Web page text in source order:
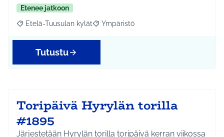
Etenee jatkoon
Rajaa tulokset aihepiirin mukaan: Etelä-Tuusulan kylät
Etelä-Tuusulan kylät Rajaa tulokset teeman mukaan:
Ympäristö
Tutustu
Toripäivä Hyrylän torilla
#1895
Järjestetään Hyrylän torilla toripäivä kerran viikossa